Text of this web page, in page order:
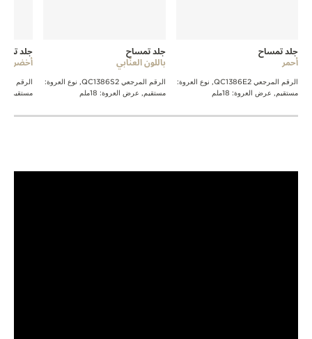
جلد تمساح
أحمر
الرقم المرجعي QC1386E2, نوع العروة:
مستقيم, عرض العروة: 18ملم
جلد تمساح
باللون العنّابي
الرقم المرجعي QC1386S2, نوع العروة:
مستقيم, عرض العروة: 18ملم
جلد
أخضر
مستقيم, عرض